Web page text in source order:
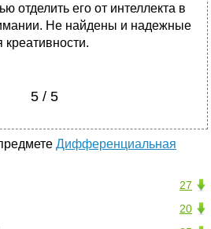
отделить его от интеллекта в
Не найдены и надежные
5 / 5
Дифференциальная
27
20